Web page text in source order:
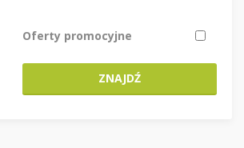
Oferty promocyjne
ZNAJDŹ